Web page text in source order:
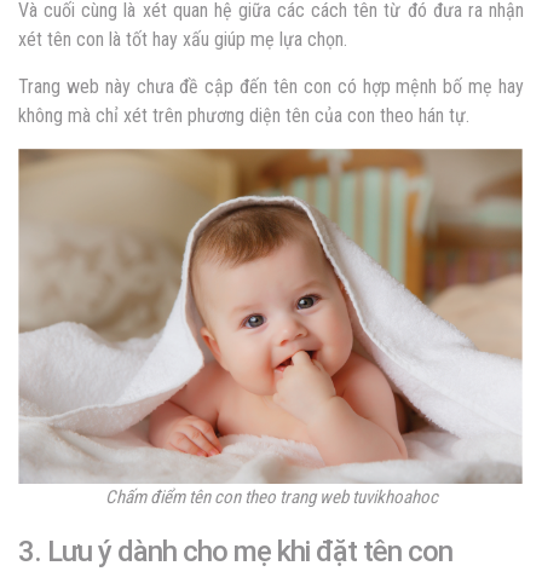
Và cuối cùng là xét quan hệ giữa các cách tên từ đó đưa ra nhận
xét tên con là tốt hay xấu giúp mẹ lựa chọn.
Trang web này chưa đề cập đến tên con có hợp mệnh bố mẹ hay
không mà chỉ xét trên phương diện tên của con theo hán tự.
Chấm điểm tên con theo trang web tuvikhoahoc
3. Lưu ý dành cho mẹ khi đặt tên con